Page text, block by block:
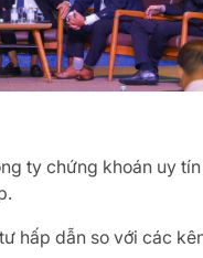
ty chứng khoán uy
hấp dẫn so với các